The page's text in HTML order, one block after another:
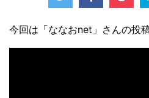
今回は「ななおnet」さんの投